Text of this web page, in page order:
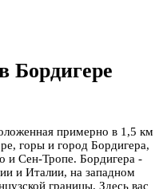
Бордигере
примерно в 1,5 км
горы и город Бордигера,
и Сен-Тропе. Бордигера -
и Италии, на западном
границы. Здесь вас